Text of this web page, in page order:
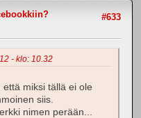
#633
- klo: 10.32
miksi tällä ei ole
siis.
nimen perään...